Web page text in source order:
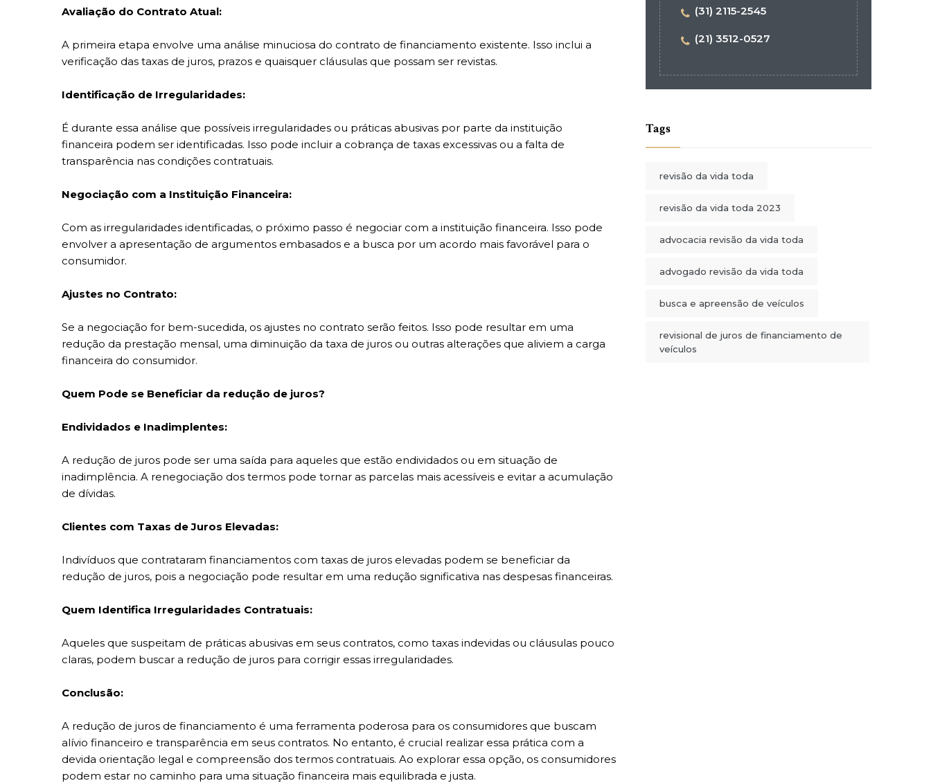
Avaliação do Contrato Atual:
A primeira etapa envolve uma análise minuciosa do contrato de financiamento existente. Isso inclui a
verificação das taxas de juros, prazos e quaisquer cláusulas que possam ser revistas.
Identificação de Irregularidades:
É durante essa análise que possíveis irregularidades ou práticas abusivas por parte da instituição
financeira podem ser identificadas. Isso pode incluir a cobrança de taxas excessivas ou a falta de
transparência nas condições contratuais.
Negociação com a Instituição Financeira:
Com as irregularidades identificadas, o próximo passo é negociar com a instituição financeira. Isso pode
envolver a apresentação de argumentos embasados e a busca por um acordo mais favorável para o
consumidor.
Ajustes no Contrato:
Se a negociação for bem-sucedida, os ajustes no contrato serão feitos. Isso pode resultar em uma
redução da prestação mensal, uma diminuição da taxa de juros ou outras alterações que aliviem a carga
financeira do consumidor.
Quem Pode se Beneficiar da redução de juros?
Endividados e Inadimplentes:
A redução de juros pode ser uma saída para aqueles que estão endividados ou em situação de
inadimplência. A renegociação dos termos pode tornar as parcelas mais acessíveis e evitar a acumulação
de dívidas.
Clientes com Taxas de Juros Elevadas:
Indivíduos que contrataram financiamentos com taxas de juros elevadas podem se beneficiar da
redução de juros, pois a negociação pode resultar em uma redução significativa nas despesas financeiras.
Quem Identifica Irregularidades Contratuais:
Aqueles que suspeitam de práticas abusivas em seus contratos, como taxas indevidas ou cláusulas pouco
claras, podem buscar a redução de juros para corrigir essas irregularidades.
Conclusão:
A redução de juros de financiamento é uma ferramenta poderosa para os consumidores que buscam
alívio financeiro e transparência em seus contratos. No entanto, é crucial realizar essa prática com a
devida orientação legal e compreensão dos termos contratuais. Ao explorar essa opção, os consumidores
podem estar no caminho para uma situação financeira mais equilibrada e justa.
(31) 2115-2545
(21) 3512-0527
Tags
revisão da vida toda
revisão da vida toda 2023
advocacia revisão da vida toda
advogado revisão da vida toda
busca e apreensão de veículos
revisional de juros de financiamento de
veículos